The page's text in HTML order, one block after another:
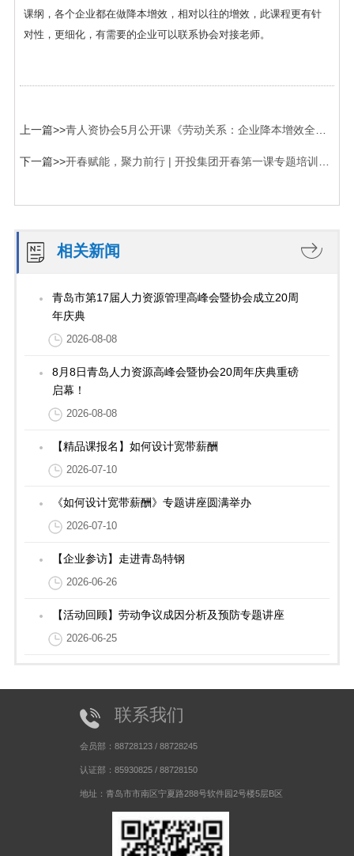
课纲，各个企业都在做降本增效，相对以往的增效，此课程更有针
对性，更细化，有需要的企业可以联系协会对接老师。
上一篇>>青人资协会5月公开课《劳动关系：企业降本增效全解
答》
下一篇>>开春赋能，聚力前行 | 开投集团开春第一课专题培训圆
相关新闻
青岛市第17届人力资源管理高峰会暨协会成立20周
年庆典
2026-08-08
8月8日青岛人力资源高峰会暨协会20周年庆典重磅
启幕！
2026-08-08
【精品课报名】如何设计宽带薪酬
2026-07-10
《如何设计宽带薪酬》专题讲座圆满举办
2026-07-10
【企业参访】走进青岛特钢
2026-06-26
【活动回顾】劳动争议成因分析及预防专题讲座
2026-06-25
联系我们
会员部：88728123 / 88728245
认证部：85930825 / 88728150
地址：青岛市市南区宁夏路288号软件园2号楼5层B区